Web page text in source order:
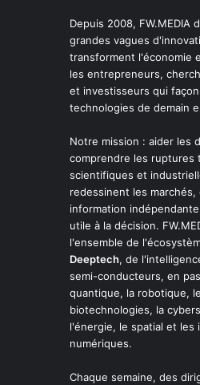
Depuis 2008, FW.MEDIA
grandes vagues
transforment l'économie
les entrepreneurs,
et investisseurs qui
technologies de demain
Notre mission : aider les
comprendre les ruptures
scientifiques et
redessinent les marchés,
information
utile à la décision.
l'ensemble de
Deeptech, de
semi-conducteurs, en
quantique, la robotique,
biotechnologies, la
l'énergie, le spatial et les
numériques.
Chaque semaine, des